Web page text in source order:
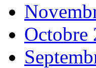
Octobre